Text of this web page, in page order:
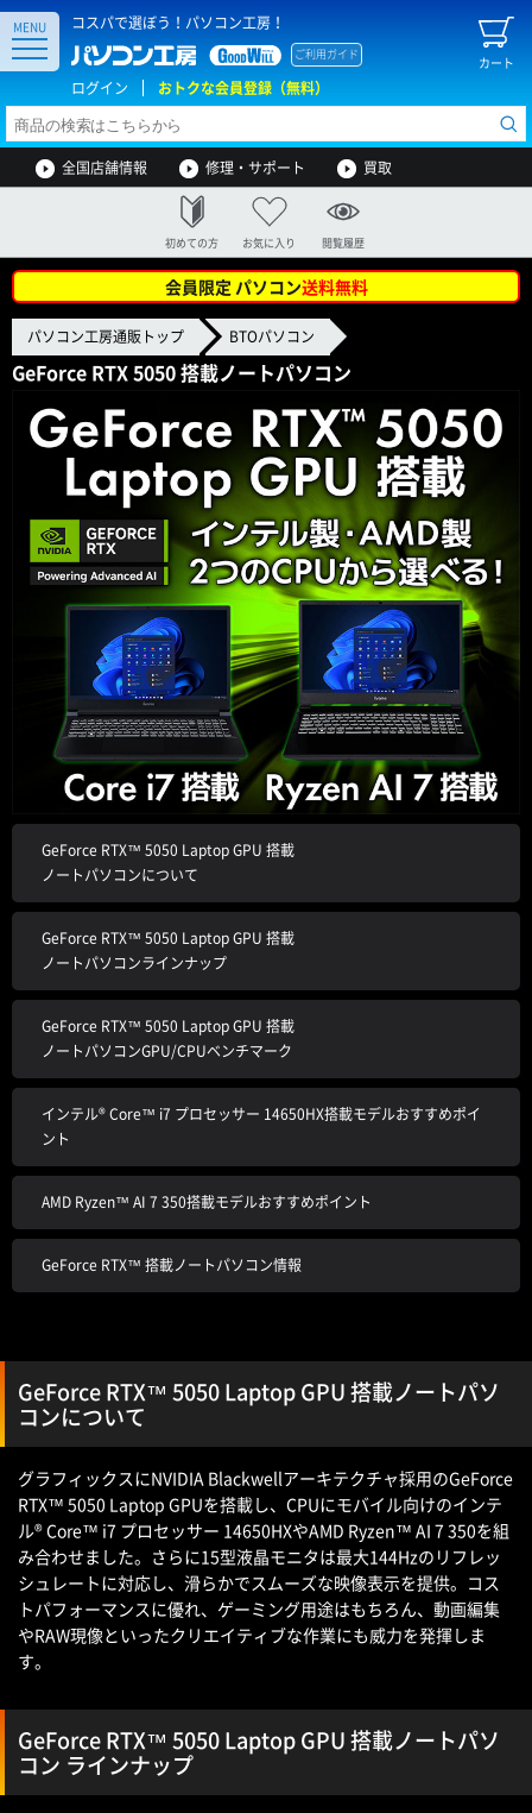
コスパで選ぼう！パソコン工房！
カート
ご利用ガイド
ログイン おトクな会員登録（無料）
MENU
全国店舗情報 修理・サポート 買取
初めての方 お気に入り 閲覧履歴
会員限定 パソコン送料無料
パソコン工房通販トップ BTOパソコン
GeForce RTX 5050 搭載ノートパソコン
GeForce RTX™ 5050 Laptop GPU 搭載
ノートパソコンについて
GeForce RTX™ 5050 Laptop GPU 搭載
ノートパソコンラインナップ
GeForce RTX™ 5050 Laptop GPU 搭載
ノートパソコンGPU/CPUベンチマーク
インテル® Core™ i7 プロセッサー 14650HX搭載モデルおすすめポイ
ント
AMD Ryzen™ AI 7 350搭載モデルおすすめポイント
GeForce RTX™ 搭載ノートパソコン情報
GeForce RTX™ 5050 Laptop GPU 搭載ノートパソ
コンについて
グラフィックスにNVIDIA Blackwellアーキテクチャ採用のGeForce
RTX™ 5050 Laptop GPUを搭載し、CPUにモバイル向けのインテ
ル® Core™ i7 プロセッサー 14650HXやAMD Ryzen™ AI 7 350を組
み合わせました。さらに15型液晶モニタは最大144Hzのリフレッ
シュレートに対応し、滑らかでスムーズな映像表示を提供。コス
トパフォーマンスに優れ、ゲーミング用途はもちろん、動画編集
やRAW現像といったクリエイティブな作業にも威力を発揮しま
す。
GeForce RTX™ 5050 Laptop GPU 搭載ノートパソ
コン ラインナップ